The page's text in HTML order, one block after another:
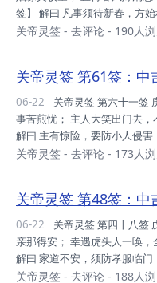
之，招来惨祸。 考试...
签】 解曰 凡事须待新春，方
心愿。 问功名，不成。 问财
宜勉强。 事业：目下互约，财
可得之年，惟宜自保，身心两
缘，即叵较量，待时见之。 考
奋勉之。 健康：东...
关帝灵签 - 去评论 - 190人
关帝灵签 第61签：中
06-22
事苦煎忧； 主人大笑出门去，
解曰 主有惊险，要防小人侵
之。凡事先忧后喜。 问财，平
可求耶，不是叵利，可求稳饱
意，不可贪婪，贪字通贫。 升
免操劳。 姻缘：尚可促成，惟
数载企盼，傍题今...
关帝灵签 - 去评论 - 173人
关帝灵签 第48签：中
06-22
亲那得安； 幸遇虎头人一唤，
解曰 家道不安，须防孝服临
运转吉，小心应对，把握时机
关帝灵签 - 去评论 - 188人